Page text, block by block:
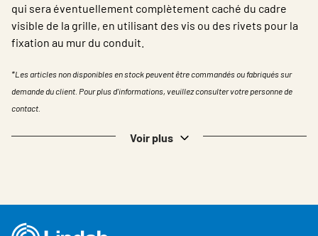
qui sera éventuellement complètement caché du cadre
visible de la grille, en utilisant des vis ou des rivets pour la
fixation au mur du conduit.
*Les articles non disponibles en stock peuvent être commandés ou fabriqués sur
demande du client. Pour plus d'informations, veuillez consulter votre personne de
contact.
Voir plus